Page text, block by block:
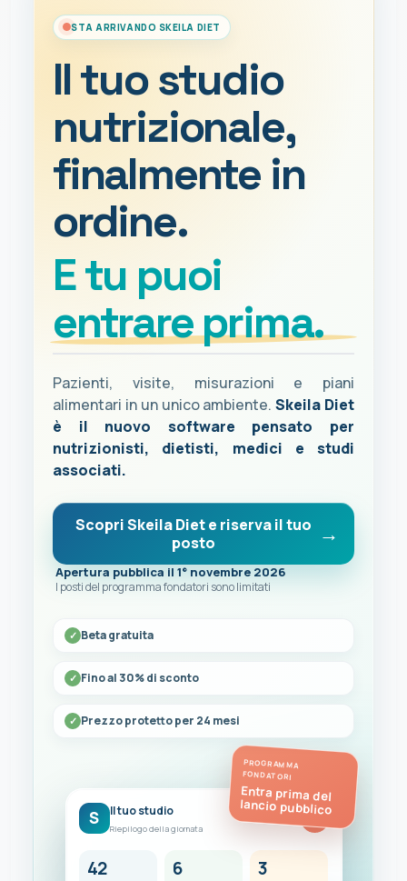
STA ARRIVANDO SKEILA DIET
Il tuo studio
nutrizionale,
finalmente in
ordine.
E tu puoi
entrare prima.
Pazienti, visite, misurazioni e piani
alimentari in un unico ambiente.Skeila Diet
è il nuovo software pensato per
nutrizionisti, dietisti, medici e studi
associati.
Scopri Skeila Diet e riserva il tuo
posto
Apertura pubblica il 1° novembre 2026
I posti del programma fondatori sono limitati
Beta gratuita
Fino al 30% di sconto
Prezzo protetto per 24 mesi
PROGRAMMA
FONDATORI
Entra prima del
lancio pubblico
S Il tuo studio
Riepilogo della giornata
FC
42 6 3